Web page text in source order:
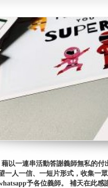
以一連串活動答謝義師無私的
一人一信、一短片形式，收集
予各位義師。 補天在此